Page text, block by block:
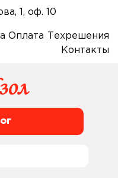
1, оф. 10
Оплата
Техрешения
Контакты